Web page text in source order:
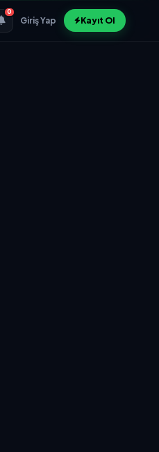
0
Giriş Yap Kayıt Ol